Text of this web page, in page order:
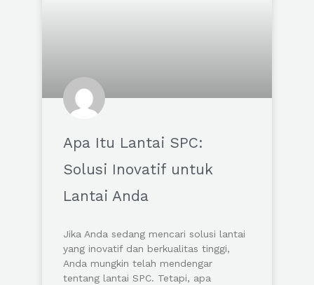
Apa Itu Lantai SPC:
Solusi Inovatif untuk
Lantai Anda
Jika Anda sedang mencari solusi lantai
yang inovatif dan berkualitas tinggi,
Anda mungkin telah mendengar
tentang lantai SPC. Tetapi, apa